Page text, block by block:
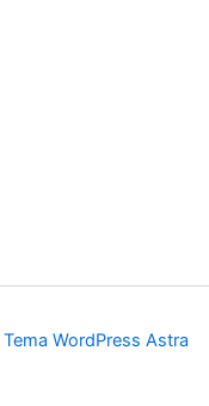
Tema WordPress Astra